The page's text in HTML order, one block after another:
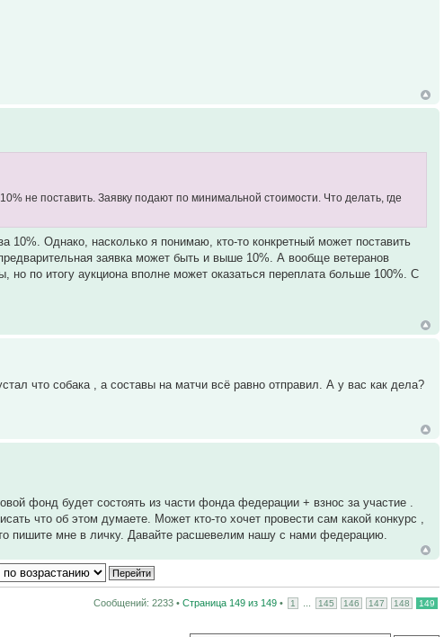
не поставить. Заявку подают по минимальной стоимости. Что делать, где
10%. Однако, насколько я понимаю, кто-то конкретный может поставить
заявка может быть и выше 10%. А вообще ветеранов
но по итогу аукциона вполне может оказаться переплата больше 100%. С
что собака , а составы на матчи всё равно отправил. А у вас как дела?
фонд будет состоять из части фонда федерации + взнос за участие .
что об этом думаете. Может кто-то хочет провести сам какой конкурс ,
пишите мне в личку. Давайте расшевелим нашу с нами федерацию.
Сообщений: 2233 • Страница 149 из 149 • 1 145 146 147 148 149